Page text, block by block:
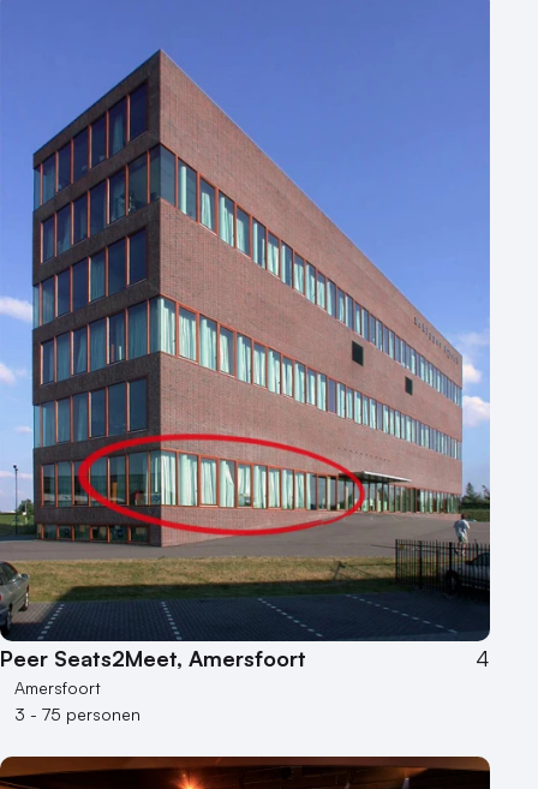
Industriële locatie
Kasteel en landgoed
Kleine / intieme locatie
Locaties aan zee
Museum
Theater
Varende locatie
Peer Seats2Meet, Amersfoort 4
Amersfoort
3 - 75 personen